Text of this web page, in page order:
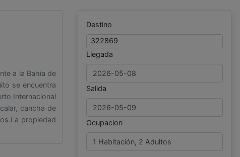
a la Bahía de
se encuentra
Internacional
cancha de
propiedad
Destino
322869
Llegada
Salida
Ocupacion